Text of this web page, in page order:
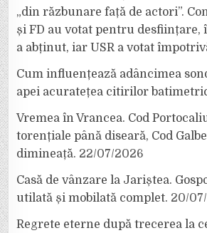
„din răzbunare față de actori”.
și FD au votat pentru desființare,
a abținut, iar USR a votat
Cum influențează adâncimea
apei acuratețea citirilor
Vremea în Vrancea. Cod
torențiale până diseară, Cod
dimineață. 22/07/2026
Casă de vânzare la Jariștea.
utilată și mobilată complet. 20/
Regrete eterne după trecerea la